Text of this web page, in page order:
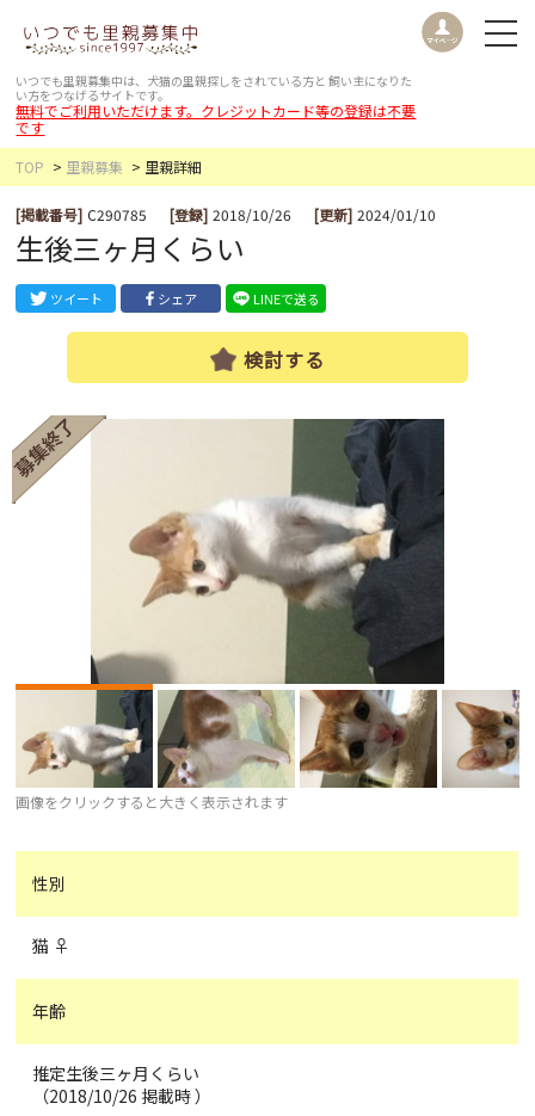
いつでも里親募集中は、犬猫の里親探しをされている方と 飼い主になりた
い方をつなげるサイトです。
無料でご利用いただけます。クレジットカード等の登録は不要
です
TOP
里親募集 里親詳細
[掲載番号] C290785 [登録] 2018/10/26 [更新] 2024/01/10
生後三ヶ月くらい
ツイート シェア LINEで送る
検討する
画像をクリックすると大きく表示されます
性別
猫 ♀
年齢
推定生後三ヶ月くらい
（2018/10/26 掲載時 ）